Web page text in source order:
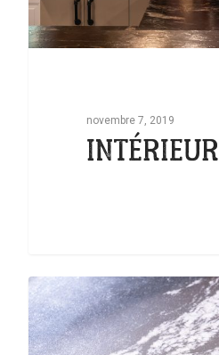
novembre 7, 2019
INTÉRIEUR
0